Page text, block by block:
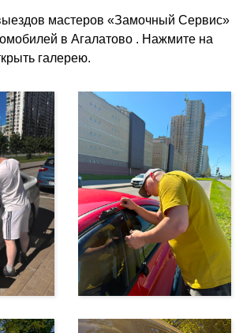
мастеров «Замочный Сервис»
в Агалатово . Нажмите на
галерею.